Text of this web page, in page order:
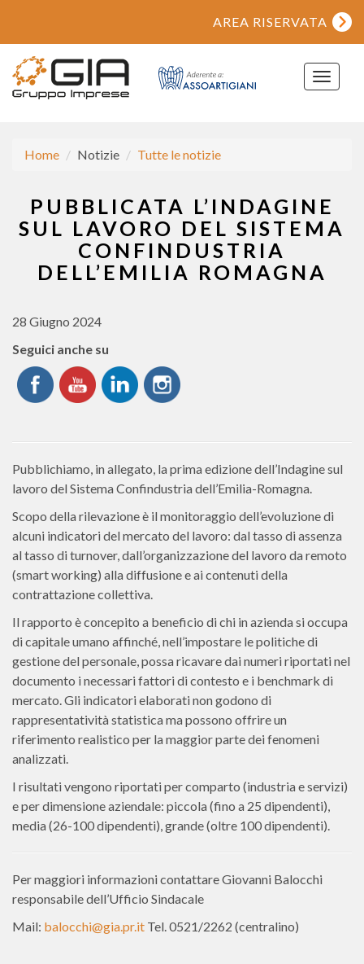
AREA RISERVATA
Toggle
Home Notizie Tutte le notizie
PUBBLICATA L’INDAGINE
SUL LAVORO DEL SISTEMA
CONFINDUSTRIA
DELL’EMILIA ROMAGNA
28 Giugno 2024
Seguici anche su
Pubblichiamo, in allegato, la prima edizione dell’Indagine sul
lavoro del Sistema Confindustria dell’Emilia-Romagna.
Scopo della rilevazione è il monitoraggio dell’evoluzione di
alcuni indicatori del mercato del lavoro: dal tasso di assenza
al tasso di turnover, dall’organizzazione del lavoro da remoto
(smart working) alla diffusione e ai contenuti della
contrattazione collettiva.
Il rapporto è concepito a beneficio di chi in azienda si occupa
di capitale umano affinché, nell’impostare le politiche di
gestione del personale, possa ricavare dai numeri riportati nel
documento i necessari fattori di contesto e i benchmark di
mercato. Gli indicatori elaborati non godono di
rappresentatività statistica ma possono offrire un
riferimento realistico per la maggior parte dei fenomeni
analizzati.
I risultati vengono riportati per comparto (industria e servizi)
e per dimensione aziendale: piccola (fino a 25 dipendenti),
media (26-100 dipendenti), grande (oltre 100 dipendenti).
Per maggiori informazioni contattare Giovanni Balocchi
responsabile dell’Ufficio Sindacale
Mail: balocchi@gia.pr.it Tel. 0521/2262 (centralino)